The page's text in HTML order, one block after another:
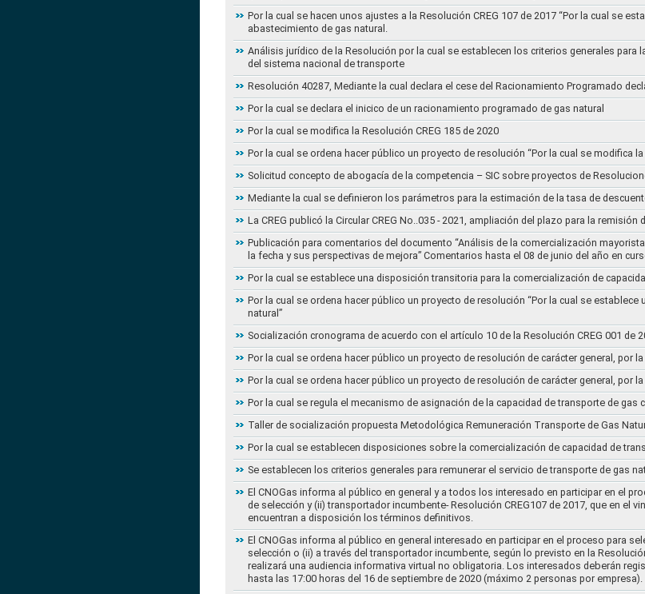
Por la cual se hacen unos ajustes a la Resolución CREG 107 de 2017 “Por la cual se
abastecimiento de gas natural.
Análisis jurídico de la Resolución por la cual se establecen los criterios generales
del sistema nacional de transporte
Resolución 40287, Mediante la cual declara el cese del Racionamiento Programado
Por la cual se declara el inicico de un racionamiento programado de gas natural
Por la cual se modifica la Resolución CREG 185 de 2020
Por la cual se ordena hacer público un proyecto de resolución “Por la cual se modifica la
Solicitud concepto de abogacía de la competencia – SIC sobre proyectos de
Mediante la cual se definieron los parámetros para la estimación de la tasa de
La CREG publicó la Circular CREG No..035 - 2021, ampliación del plazo para la
Publicación para comentarios del documento “Análisis de la comercialización
la fecha y sus perspectivas de mejora” Comentarios hasta el 08 de junio del año en
Por la cual se establece una disposición transitoria para la comercialización de
Por la cual se ordena hacer público un proyecto de resolución “Por la cual se
natural”
Socialización cronograma de acuerdo con el artículo 10 de la Resolución CREG 001 de
Por la cual se ordena hacer público un proyecto de resolución de carácter general, por
Por la cual se ordena hacer público un proyecto de resolución de carácter general, por
Por la cual se regula el mecanismo de asignación de la capacidad de transporte de gas
Taller de socialización propuesta Metodológica Remuneración Transporte de Gas
Por la cual se establecen disposiciones sobre la comercialización de capacidad de
Se establecen los criterios generales para remunerar el servicio de transporte de gas
El CNOGas informa al público en general y a todos los interesado en participar en el
de selección y (ii) transportador incumbente- Resolución CREG107 de 2017, que en el
encuentran a disposición los términos definitivos.
El CNOGas informa al público en general interesado en participar en el proceso para
selección o (ii) a través del transportador incumbente, según lo previsto en la
realizará una audiencia informativa virtual no obligatoria. Los interesados deberán
hasta las 17:00 horas del 16 de septiembre de 2020 (máximo 2 personas por empresa).